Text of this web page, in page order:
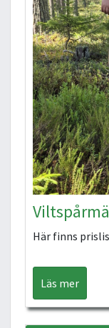
Här finns
Läs mer